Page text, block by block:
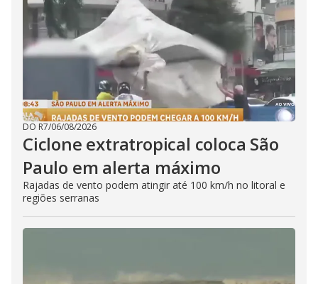
DO R7/06/08/2026
Ciclone extratropical coloca São
Paulo em alerta máximo
Rajadas de vento podem atingir até 100 km/h no litoral e
regiões serranas